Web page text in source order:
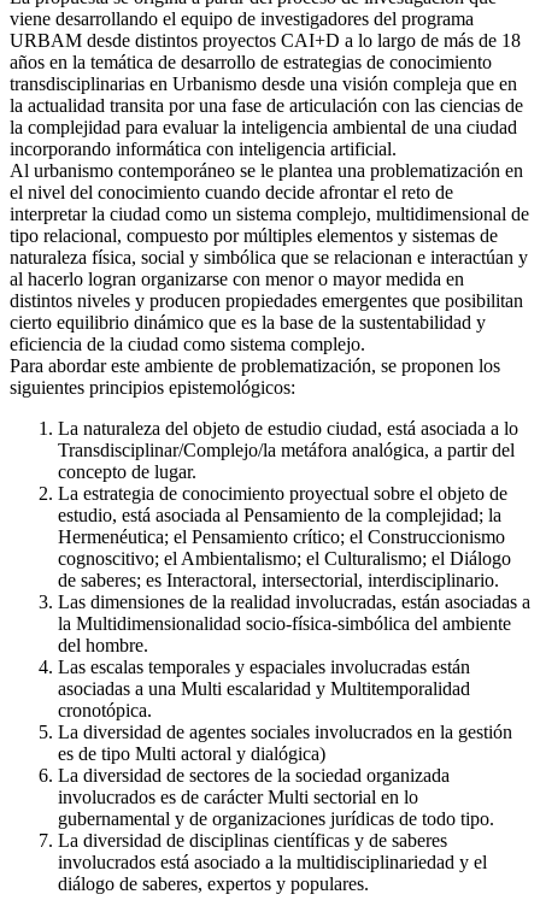
viene desarrollando el equipo de investigadores del programa
URBAM desde distintos proyectos CAI+D a lo largo de más de 18
años en la temática de desarrollo de estrategias de conocimiento
transdisciplinarias en Urbanismo desde una visión compleja que en
la actualidad transita por una fase de articulación con las ciencias de
la complejidad para evaluar la inteligencia ambiental de una ciudad
incorporando informática con inteligencia artificial.
Al urbanismo contemporáneo se le plantea una problematización en
el nivel del conocimiento cuando decide afrontar el reto de
interpretar la ciudad como un sistema complejo, multidimensional de
tipo relacional, compuesto por múltiples elementos y sistemas de
naturaleza física, social y simbólica que se relacionan e interactúan y
al hacerlo logran organizarse con menor o mayor medida en
distintos niveles y producen propiedades emergentes que posibilitan
cierto equilibrio dinámico que es la base de la sustentabilidad y
eficiencia de la ciudad como sistema complejo.
Para abordar este ambiente de problematización, se proponen los
siguientes principios epistemológicos:
La naturaleza del objeto de estudio ciudad, está asociada a lo
Transdisciplinar/Complejo/la metáfora analógica, a partir del
concepto de lugar.
La estrategia de conocimiento proyectual sobre el objeto de
estudio, está asociada al Pensamiento de la complejidad; la
Hermenéutica; el Pensamiento crítico; el Construccionismo
cognoscitivo; el Ambientalismo; el Culturalismo; el Diálogo
de saberes; es Interactoral, intersectorial, interdisciplinario.
Las dimensiones de la realidad involucradas, están asociadas a
la Multidimensionalidad socio-física-simbólica del ambiente
del hombre.
Las escalas temporales y espaciales involucradas están
asociadas a una Multi escalaridad y Multitemporalidad
cronotópica.
La diversidad de agentes sociales involucrados en la gestión
es de tipo Multi actoral y dialógica)
La diversidad de sectores de la sociedad organizada
involucrados es de carácter Multi sectorial en lo
gubernamental y de organizaciones jurídicas de todo tipo.
La diversidad de disciplinas científicas y de saberes
involucrados está asociado a la multidisciplinariedad y el
diálogo de saberes, expertos y populares.